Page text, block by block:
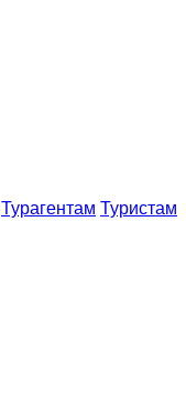
Турагентам Туристам